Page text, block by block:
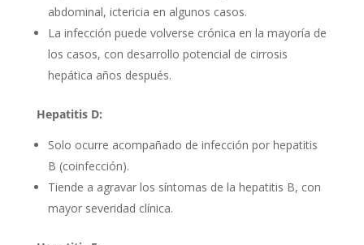
abdominal, ictericia en algunos casos.
La infección puede volverse crónica en la mayoría de
los casos, con desarrollo potencial de cirrosis
hepática años después.
Hepatitis D:
Solo ocurre acompañado de infección por hepatitis
B (coinfección).
Tiende a agravar los síntomas de la hepatitis B, con
mayor severidad clínica.